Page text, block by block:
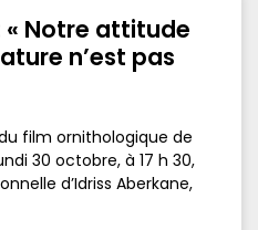
« Notre attitude
n’est pas
film ornithologique de
30 octobre, à 17 h 30,
d’Idriss Aberkane,